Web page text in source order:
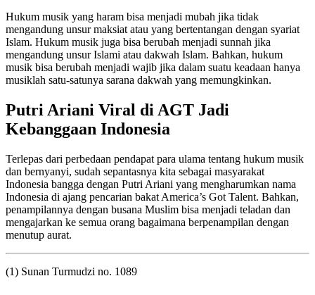
Hukum musik yang haram bisa menjadi mubah jika tidak
mengandung unsur maksiat atau yang bertentangan dengan syariat
Islam. Hukum musik juga bisa berubah menjadi sunnah jika
mengandung unsur Islami atau dakwah Islam. Bahkan, hukum
musik bisa berubah menjadi wajib jika dalam suatu keadaan hanya
musiklah satu-satunya sarana dakwah yang memungkinkan.
Putri Ariani Viral di AGT Jadi
Kebanggaan Indonesia
Terlepas dari perbedaan pendapat para ulama tentang hukum musik
dan bernyanyi, sudah sepantasnya kita sebagai masyarakat
Indonesia bangga dengan Putri Ariani yang mengharumkan nama
Indonesia di ajang pencarian bakat America’s Got Talent. Bahkan,
penampilannya dengan busana Muslim bisa menjadi teladan dan
mengajarkan ke semua orang bagaimana berpenampilan dengan
menutup aurat.
(1) Sunan Turmudzi no. 1089